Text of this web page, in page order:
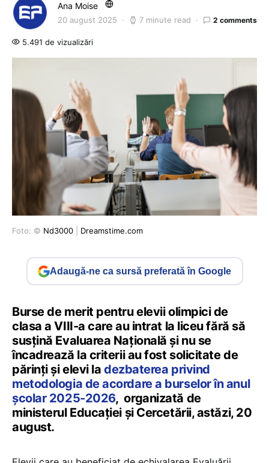
Ana Moise
20 august 2025 7 minute read 2 comments
5.491 de vizualizări
Foto: © Nd3000 Dreamstime.com
Adaugă-ne ca sursă preferată în Google
Burse de merit pentru elevii olimpici de
clasa a VIII-a care au intrat la liceu fără să
susțină Evaluarea Națională și nu se
încadrează la criterii au fost solicitate de
părinți și elevi ladezbaterea privind
metodologia de acordare a burselor în anul
școlar 2025-2026, organizată de
ministerul Educației și Cercetării, astăzi, 20
august.